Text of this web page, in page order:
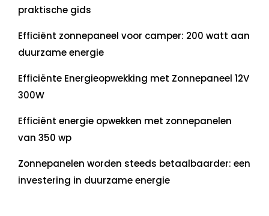
praktische gids
Efficiënt zonnepaneel voor camper: 200 watt aan
duurzame energie
Efficiënte Energieopwekking met Zonnepaneel 12V
300W
Efficiënt energie opwekken met zonnepanelen
van 350 wp
Zonnepanelen worden steeds betaalbaarder: een
investering in duurzame energie